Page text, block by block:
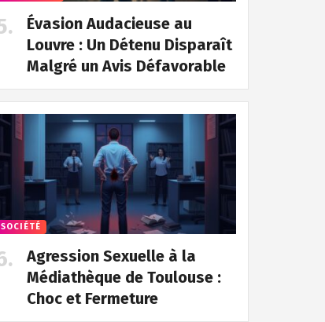
Évasion Audacieuse au
Louvre : Un Détenu Disparaît
Malgré un Avis Défavorable
SOCIÉTÉ
Agression Sexuelle à la
Médiathèque de Toulouse :
Choc et Fermeture